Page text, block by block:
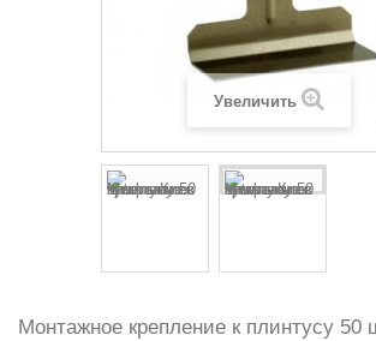
Увеличить
Монтажное крепление к плинтусу 50